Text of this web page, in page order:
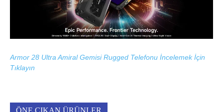
Armor 28 Ultra Amiral Gemisi Rugged Telefonu İncelemek İçin
Tıklayın